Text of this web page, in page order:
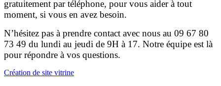
gratuitement par téléphone, pour vous aider à tout
moment, si vous en avez besoin.
N’hésitez pas à prendre contact avec nous au 09 67 80
73 49 du lundi au jeudi de 9H à 17. Notre équipe est là
pour répondre à vos questions.
Création de site vitrine